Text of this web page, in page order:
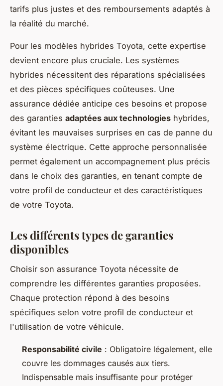
tarifs plus justes et des remboursements adaptés à
la réalité du marché.
Pour les modèles hybrides Toyota, cette expertise
devient encore plus cruciale. Les systèmes
hybrides nécessitent des réparations spécialisées
et des pièces spécifiques coûteuses. Une
assurance dédiée anticipe ces besoins et propose
des garanties adaptées aux technologies hybrides,
évitant les mauvaises surprises en cas de panne du
système électrique. Cette approche personnalisée
permet également un accompagnement plus précis
dans le choix des garanties, en tenant compte de
votre profil de conducteur et des caractéristiques
de votre Toyota.
Les différents types de garanties
disponibles
Choisir son assurance Toyota nécessite de
comprendre les différentes garanties proposées.
Chaque protection répond à des besoins
spécifiques selon votre profil de conducteur et
l'utilisation de votre véhicule.
Responsabilité civile : Obligatoire légalement, elle
couvre les dommages causés aux tiers.
Indispensable mais insuffisante pour protéger